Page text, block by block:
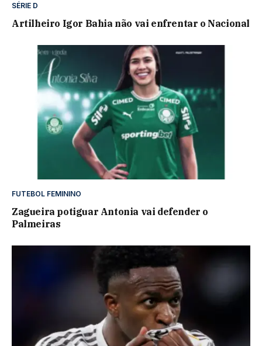
SÉRIE D
Artilheiro Igor Bahia não vai enfrentar o Nacional
FUTEBOL FEMININO
Zagueira potiguar Antonia vai defender o
Palmeiras